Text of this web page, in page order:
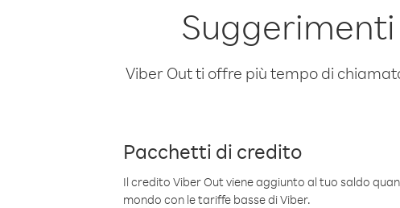
Viber Out ti offre più tempo di
Pacchetti di credito
Il credito Viber Out viene aggiunto al tuo saldo
mondo con le tariffe basse di Viber.